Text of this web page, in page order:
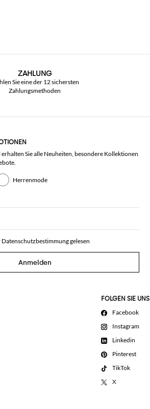
ZAHLUNG
Sie eine der 12 sichersten
Zahlungsmethoden
Sie alle Neuheiten, besondere Kollektionen
Herrenmode
Datenschutzbestimmunggelesen
Anmelden
FOLGEN SIE UNS
Facebook
Instagram
Linkedin
Pinterest
TikTok
X